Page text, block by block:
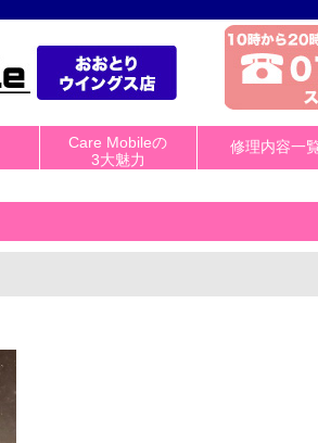
Care Mobileの
3大魅力
修理内容一